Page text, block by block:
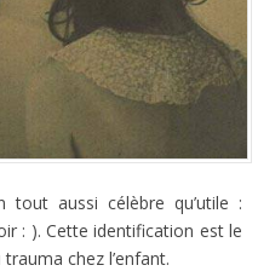
tout aussi célèbre qu’utile :
: ). Cette identification est le
chez l’enfant.